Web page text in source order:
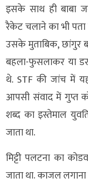
इसके साथ ही बाबा
रैकेट चलाने का भी
उसके मुताबिक, छांगुर
बहला-फुसलाकर या
थे. STF की जांच में
आपसी संवाद में गुप्त
शब्द का इस्तेमाल
जाता था.
मिट्टी पलटना का
जाता था. काजल